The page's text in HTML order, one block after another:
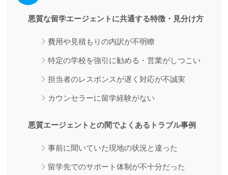
悪質な留学エージェントに共通する特徴・見分け方
費用や見積もりの内訳が不明瞭
特定の学校を強引に勧める・営業がしつこい
担当者のレスポンスが遅く対応が不誠実
カウンセラーに留学経験がない
悪質エージェントとの間でよくあるトラブル事例
事前に聞いていた現地の状況と違った
留学先でのサポート体制が不十分だった